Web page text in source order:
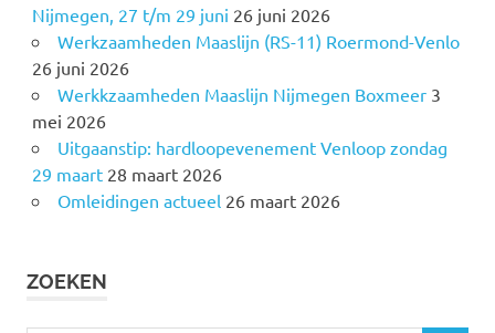
Nijmegen, 27 t/m 29 juni 26 juni 2026
Werkzaamheden Maaslijn (RS-11) Roermond-Venlo
26 juni 2026
Werkkzaamheden Maaslijn Nijmegen Boxmeer 3
mei 2026
Uitgaanstip: hardloopevenement Venloop zondag
29 maart 28 maart 2026
Omleidingen actueel 26 maart 2026
ZOEKEN